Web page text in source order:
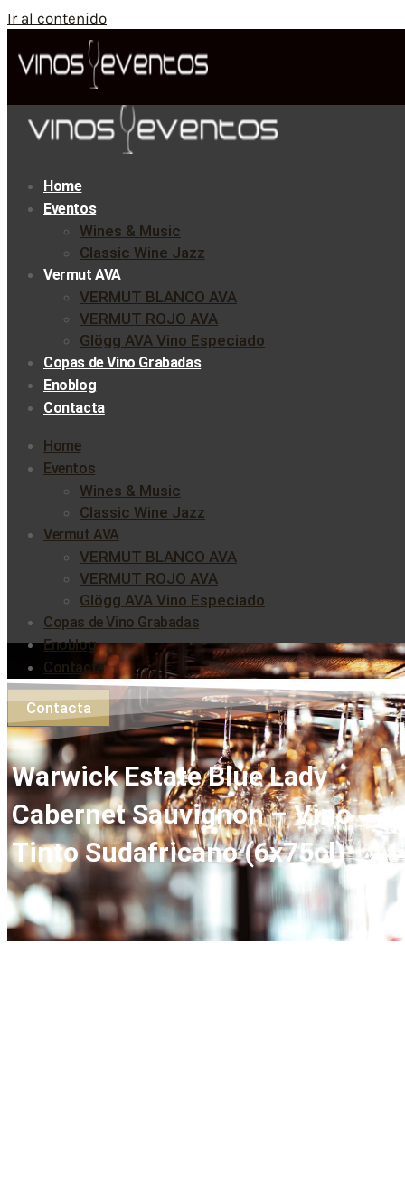
Ir al contenido
Home
Eventos
Wines & Music
Classic Wine Jazz
Vermut AVA
VERMUT BLANCO AVA
VERMUT ROJO AVA
Glögg AVA Vino Especiado
Copas de Vino Grabadas
Enoblog
Contacta
Home
Eventos
Wines & Music
Classic Wine Jazz
Vermut AVA
VERMUT BLANCO AVA
VERMUT ROJO AVA
Glögg AVA Vino Especiado
Copas de Vino Grabadas
Enoblog
Contacta
Contacta
Warwick Estate Blue Lady
Cabernet Sauvignon – Vino
Tinto Sudafricano (6x75cl)